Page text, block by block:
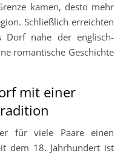
kamen, desto mehr
Schließlich erreichten
Dorf nahe der englisch-
romantische Geschichte
mit einer
für viele Paare einen
dem 18. Jahrhundert ist